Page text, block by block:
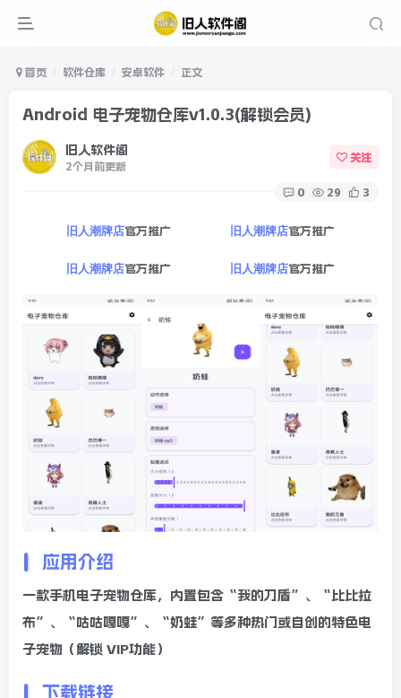
首页 软件仓库 安卓软件 正文
Android 电子宠物仓库v1.0.3(解锁会员)
旧人软件阁
2个月前更新
关注
0 29 3
旧人潮牌店官方推广 旧人潮牌店官方推广
旧人潮牌店官方推广 旧人潮牌店官方推广
应用介绍
一款手机电子宠物仓库，内置包含“我的刀盾”、“比比拉
布”、“咕咕嘎嘎”、“奶蛙”等多种热门或自创的特色电
子宠物（解锁 VIP功能）
下载链接